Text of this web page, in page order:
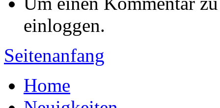
einloggen.
Seitenanfang
Home